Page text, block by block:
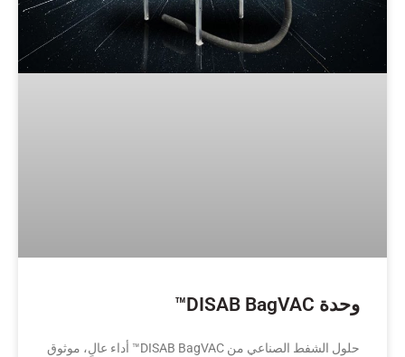
وحدة DISAB BagVAC™
حلول الشفط الصناعي من DISAB BagVAC™ أداء عالٍ، موثوق